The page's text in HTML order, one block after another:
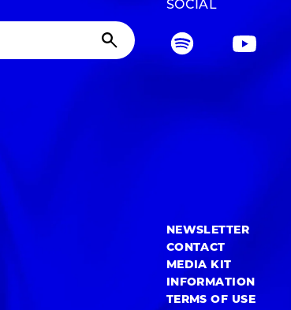
SOCIAL
NEWSLETTER
CONTACT
MEDIA KIT
INFORMATION
TERMS OF USE